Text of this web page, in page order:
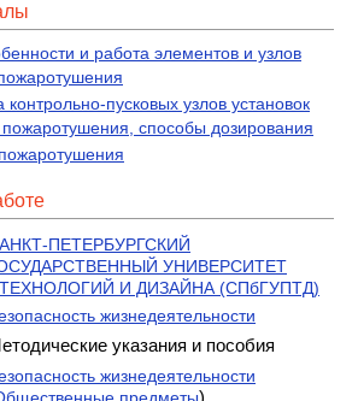
и работа элементов и узлов
контрольно-пусковых узлов установок
пожаротушения, способы дозирования
ПЕТЕРБУРГСКИЙ
УНИВЕРСИТЕТ
И ДИЗАЙНА (СПбГУПТД)
жизнедеятельности
указания и пособия
жизнедеятельности
)